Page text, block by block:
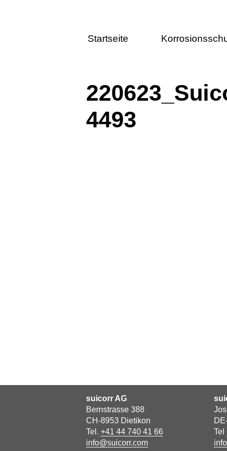
Startseite
4493
suicorr AG
Bernstrasse 388
CH-8953 Dietikon
Tel. +41 44 740 41 66
info@suicorr.com
Tel